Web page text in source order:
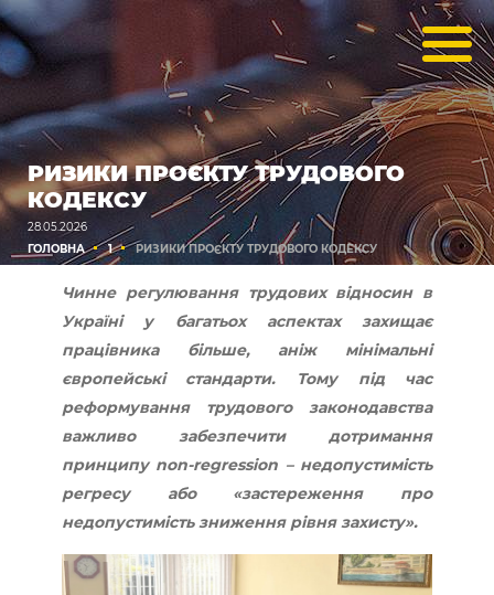
РИЗИКИ ПРОЄКТУ ТРУДОВОГО
КОДЕКСУ
28.05.2026
ГОЛОВНА
1 РИЗИКИ ПРОЄКТУ ТРУДОВОГО КОДЕКСУ
Чинне регулювання трудових відносин в
Україні у багатьох аспектах захищає
працівника більше, аніж мінімальні
європейські стандарти. Тому під час
реформування трудового законодавства
важливо забезпечити дотримання
принципу non-regression – недопустимість
регресу або «застереження про
недопустимість зниження рівня захисту».